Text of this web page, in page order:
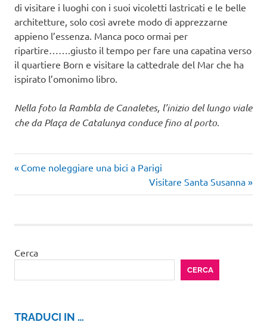
di visitare i luoghi con i suoi vicoletti lastricati e le belle
architetture, solo così avrete modo di apprezzarne
appieno l’essenza. Manca poco ormai per
ripartire…….giusto il tempo per fare una capatina verso
il quartiere Born e visitare la cattedrale del Mar che ha
ispirato l’omonimo libro.
Nella foto la Rambla de Canaletes, l’inizio del lungo viale
che da Plaça de Catalunya conduce fino al porto.
Navigazione
articoli
Articolo
Come noleggiare una bici a Parigi
Articolo
successivo:
Visitare Santa Susanna
Cerca
CERCA
TRADUCI IN …